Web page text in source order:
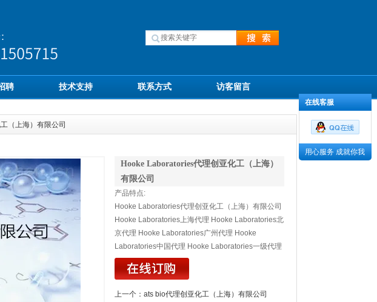
聘 技术支持 联系方式 访客留言
（上海）有限公司
Hooke Laboratories代理创亚化工（上海）
有限公司
产品特点:
Hooke Laboratories代理创亚化工（上海）有限公司
Hooke Laboratories上海代理 Hooke Laboratories北
京代理 Hooke Laboratories广州代理 Hooke
Laboratories中国代理 Hooke Laboratories一级代理
上一个： ats bio代理创亚化工（上海）有限公司
在线客服
用心服务 成就你我